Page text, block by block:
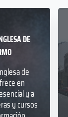
de
de
en
y a
y cursos